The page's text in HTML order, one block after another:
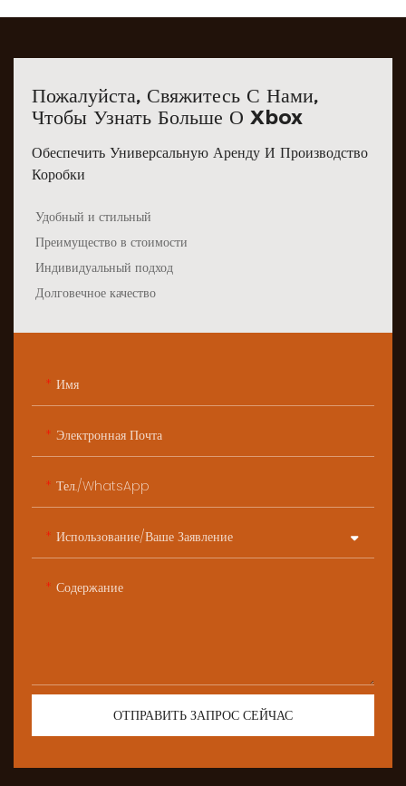
Пожалуйста, Свяжитесь С Нами,
Чтобы Узнать Больше О Xbox
Обеспечить Универсальную Аренду И Производство
Коробки
Удобный и стильный
Преимущество в стоимости
Индивидуальный подход
Долговечное качество
Имя
Электронная Почта
Тел./WhatsApp
Использование/ваше Заявление
Содержание
ОТПРАВИТЬ ЗАПРОС СЕЙЧАС